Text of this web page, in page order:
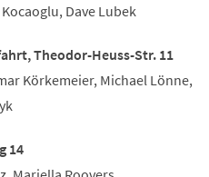
Dave Lubek
Theodor-Heuss-Str. 11
Körkemeier, Michael Lönne,
14